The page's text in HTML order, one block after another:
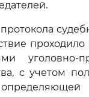
проходило
уголовно-
с учетом